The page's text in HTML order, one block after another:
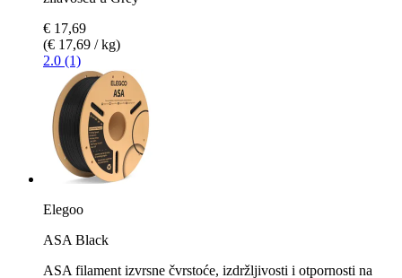
€ 17,69
(€ 17,69 / kg)
2.0 (1)
Elegoo
ASA Black
ASA filament izvrsne čvrstoće, izdržljivosti i otpornosti na